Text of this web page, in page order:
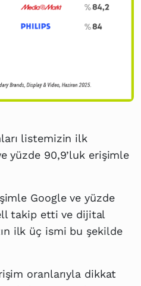
listemizin ilk
yüzde 90,9’luk erişimle
Google ve yüzde
takip etti ve dijital
ilk üç ismi bu şekilde
oranlarıyla dikkat